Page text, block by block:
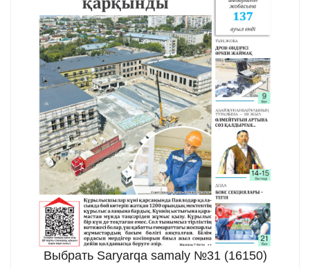
Выбрать Saryarqa samaly №31 (16150)